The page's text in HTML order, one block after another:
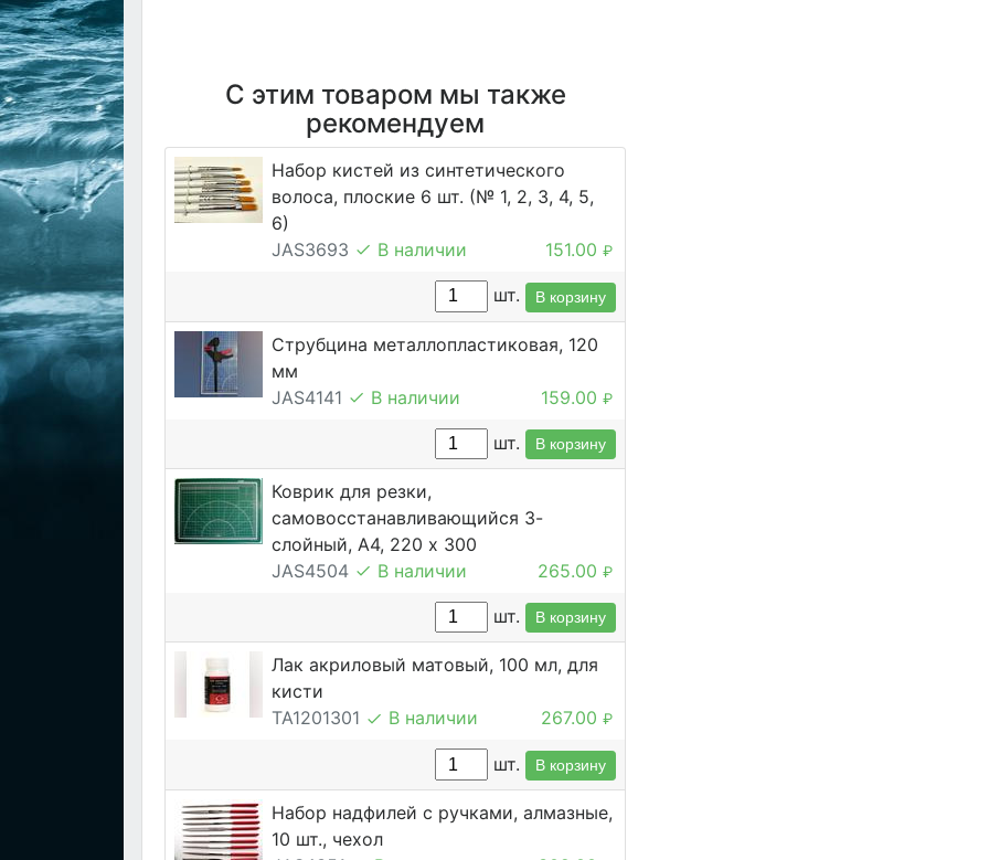
С этим товаром мы также
рекомендуем
Набор кистей из синтетического
волоса, плоские 6 шт. (№ 1, 2, 3, 4, 5,
6)
JAS3693
В наличии 151.00₽
шт. В корзину
Струбцина металлопластиковая, 120
мм
JAS4141
В наличии 159.00₽
шт. В корзину
Коврик для резки,
самовосстанавливающийся 3-
слойный, А4, 220 х 300
JAS4504
В наличии 265.00₽
шт. В корзину
Лак акриловый матовый, 100 мл, для
кисти
TA1201301
В наличии 267.00₽
шт. В корзину
Набор надфилей с ручками, алмазные,
10 шт., чехол